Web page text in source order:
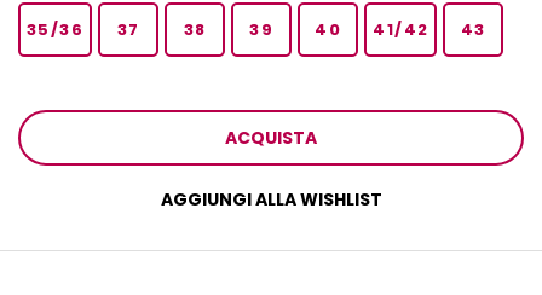
35/36 37 38 39 40 41/42 43
ACQUISTA
AGGIUNGI ALLA WISHLIST